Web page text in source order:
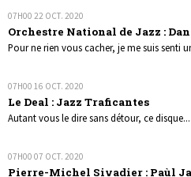
07H00 22 OCT. 2020
Orchestre National de Jazz :
Pour ne rien vous cacher, je me suis senti
07H00 16 OCT. 2020
Le Deal : Jazz Traficantes
Autant vous le dire sans détour, ce disque...
07H00 07 OCT. 2020
Pierre-Michel Sivadier : Paùl